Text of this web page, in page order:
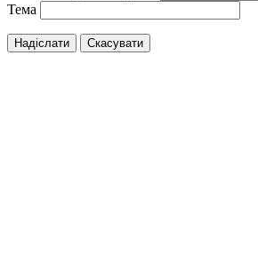
Тема
Надіслати Скасувати